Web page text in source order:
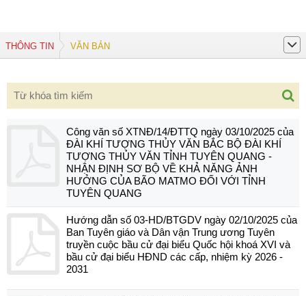
THÔNG TIN VĂN BẢN
Công văn số XTNĐ/14/ĐTTQ ngày 03/10/2025 của
ĐÀI KHÍ TƯỢNG THỦY VĂN BẮC BỘ ĐÀI KHÍ
TƯỢNG THỦY VĂN TỈNH TUYÊN QUANG -
NHẬN ĐỊNH SƠ BỘ VỀ KHẢ NĂNG ẢNH
HƯỞNG CỦA BÃO MATMO ĐỐI VỚI TỈNH
TUYÊN QUANG
Hướng dẫn số 03-HD/BTGDV ngày 02/10/2025 của
Ban Tuyên giáo và Dân vận Trung ương Tuyên
truyền cuộc bầu cử đại biểu Quốc hội khoá XVI và
bầu cử đại biểu HĐND các cấp, nhiệm kỳ 2026 -
2031